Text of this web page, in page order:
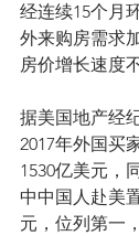
经连续15个月
外来购房需求
房价增长速度
据美国地产经
2017年外国买
1530亿美元，
中中国人赴美
元，位列第一